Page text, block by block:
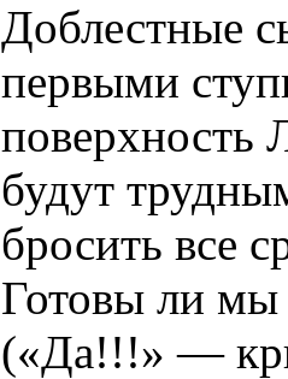
Доблестные
первыми
будут
бросить все
Готовы ли мы
(«Да!!!» —